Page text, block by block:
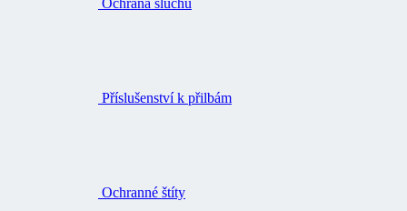
Ochrana sluchu
Příslušenství k přilbám
Ochranné štíty